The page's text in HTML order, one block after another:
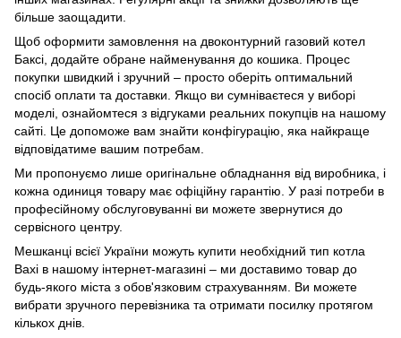
більше заощадити.
Щоб оформити замовлення на двоконтурний газовий котел
Баксі, додайте обране найменування до кошика. Процес
покупки швидкий і зручний – просто оберіть оптимальний
спосіб оплати та доставки. Якщо ви сумніваєтеся у виборі
моделі, ознайомтеся з відгуками реальних покупців на нашому
сайті. Це допоможе вам знайти конфігурацію, яка найкраще
відповідатиме вашим потребам.
Ми пропонуємо лише оригінальне обладнання від виробника, і
кожна одиниця товару має офіційну гарантію. У разі потреби в
професійному обслуговуванні ви можете звернутися до
сервісного центру.
Мешканці всієї України можуть купити необхідний тип котла
Baxi в нашому інтернет-магазині – ми доставимо товар до
будь-якого міста з обов'язковим страхуванням. Ви можете
вибрати зручного перевізника та отримати посилку протягом
кількох днів.